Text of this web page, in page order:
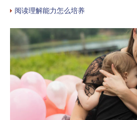
阅读理解能力怎么培养